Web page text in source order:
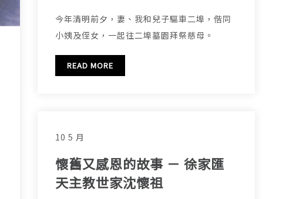
今年清明前夕，妻、我和兒子驅車二埠，偕同
小姨及侄女，一起往二埠墓園拜祭慈母。
READ MORE
10 5 月
懷舊又感恩的故事 － 徐家匯
天主教世家沈懷祖